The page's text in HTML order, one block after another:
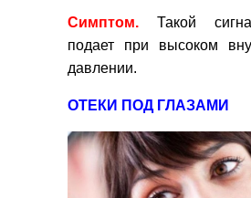
Симптом. Такой
подает при высоком
давлении.
ОТЕКИ ПОД ГЛАЗАМИ